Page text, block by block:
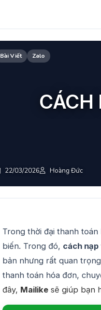
Bài Viết Zalo
CÁCH
22/03/2026 Hoàng Đức
Trong thời đại thanh
biến. Trong đó, cách
bản nhưng rất quan
thanh toán hóa đơn,
đây, Mailike sẽ giúp bạn